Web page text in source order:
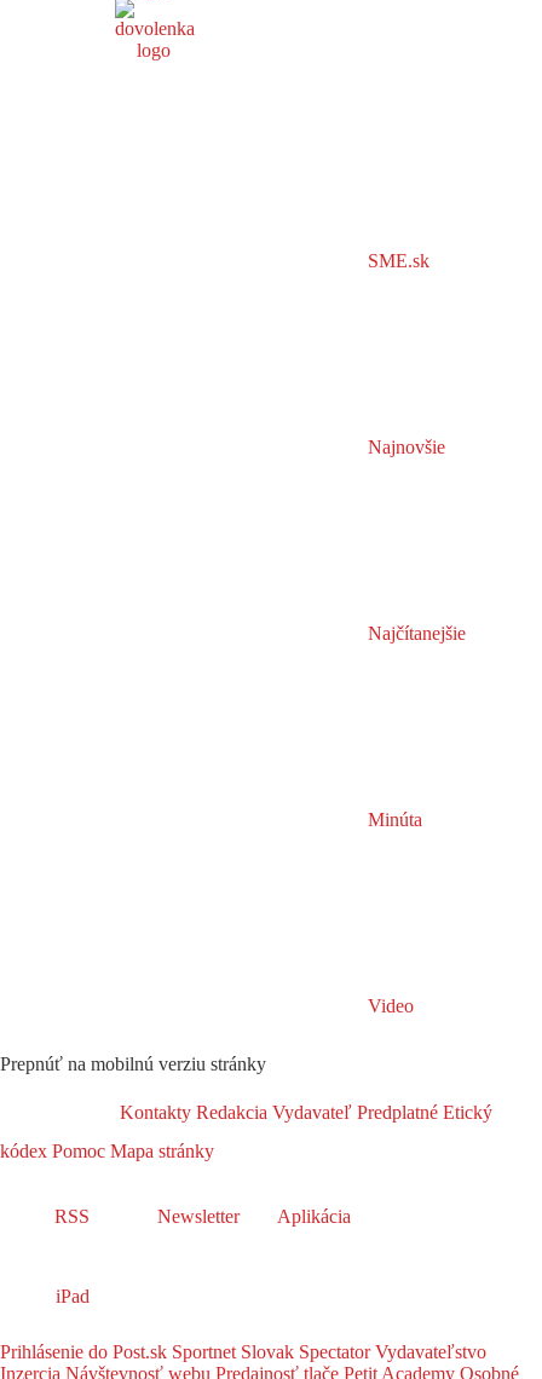
SME.sk
Najnovšie
Najčítanejšie
Minúta
Video
Prepnúť na mobilnú verziu stránky
Kontakty Redakcia Vydavateľ Predplatné Etický
kódex Pomoc Mapa stránky
RSS Newsletter Aplikácia
iPad
Prihlásenie do Post.sk Sportnet Slovak SpectatorVydavateľstvo
Inzercia Návštevnosť webu Predajnosť tlače Petit Academy Osobné